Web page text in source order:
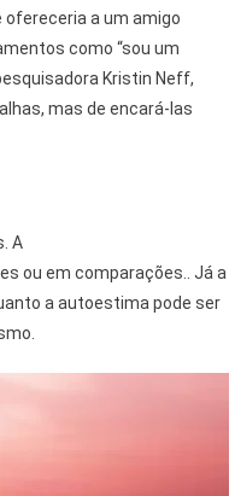
a um amigo
como “sou um
Kristin Neff,
mas de encará-las
A
ou em comparações.. Já a
a autoestima pode ser